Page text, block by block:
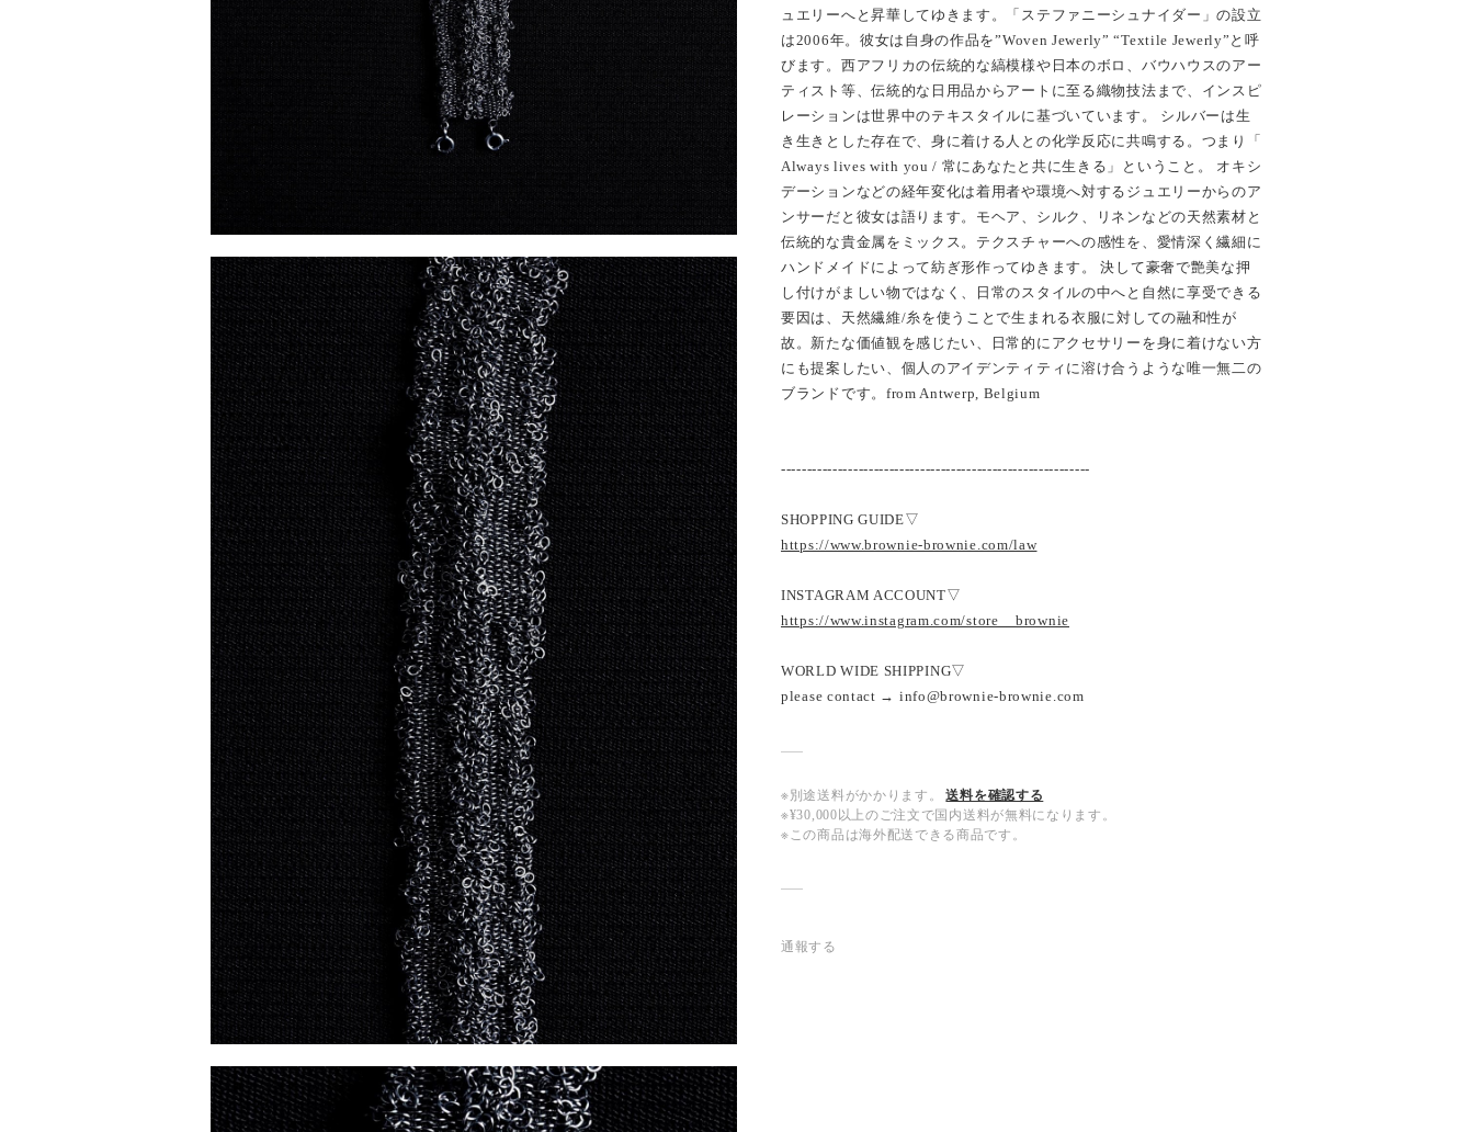
ュエリーへと昇華してゆきます。「ステファニーシュナイダー」の設立
は2006年。彼女は自身の作品を”Woven Jewerly” “Textile Jewerly”と呼
びます。西アフリカの伝統的な縞模様や日本のボロ、バウハウスのアー
ティスト等、伝統的な日用品からアートに至る織物技法まで、インスピ
レーションは世界中のテキスタイルに基づいています。 シルバーは生
き生きとした存在で、身に着ける人との化学反応に共鳴する。つまり「
Always lives with you / 常にあなたと共に生きる」ということ。 オキシ
デーションなどの経年変化は着用者や環境へ対するジュエリーからのア
ンサーだと彼女は語ります。モヘア、シルク、リネンなどの天然素材と
伝統的な貴金属をミックス。テクスチャーへの感性を、愛情深く繊細に
ハンドメイドによって紡ぎ形作ってゆきます。 決して豪奢で艶美な押
し付けがましい物ではなく、日常のスタイルの中へと自然に享受できる
要因は、天然繊維/糸を使うことで生まれる衣服に対しての融和性が
故。新たな価値観を感じたい、日常的にアクセサリーを身に着けない方
にも提案したい、個人のアイデンティティに溶け合うような唯一無二の
ブランドです。from Antwerp, Belgium
------------------------------------------------------------
SHOPPING GUIDE▽
https://www.brownie-brownie.com/law
INSTAGRAM ACCOUNT▽
https://www.instagram.com/store__brownie
WORLD WIDE SHIPPING▽
please contact → info@brownie-brownie.com
※別途送料がかかります。
送料を確認する
※¥30,000以上のご注文で国内送料が無料になります。
※この商品は海外配送できる商品です。
通報する